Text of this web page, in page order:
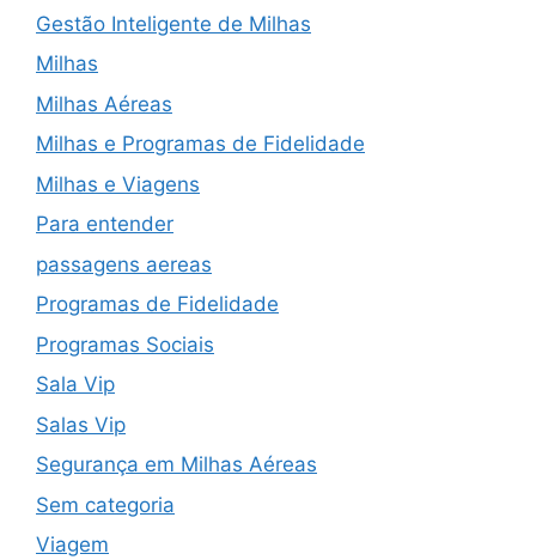
Gestão Inteligente de Milhas
Milhas
Milhas Aéreas
Milhas e Programas de Fidelidade
Milhas e Viagens
Para entender
passagens aereas
Programas de Fidelidade
Programas Sociais
Sala Vip
Salas Vip
Segurança em Milhas Aéreas
Sem categoria
Viagem